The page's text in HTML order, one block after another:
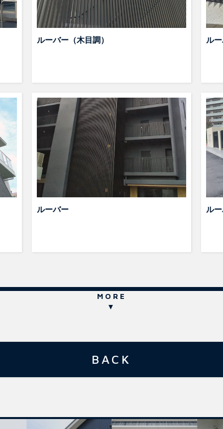
ルーバー（木目調） ル
ルーバー ル
MORE
▼
BACK